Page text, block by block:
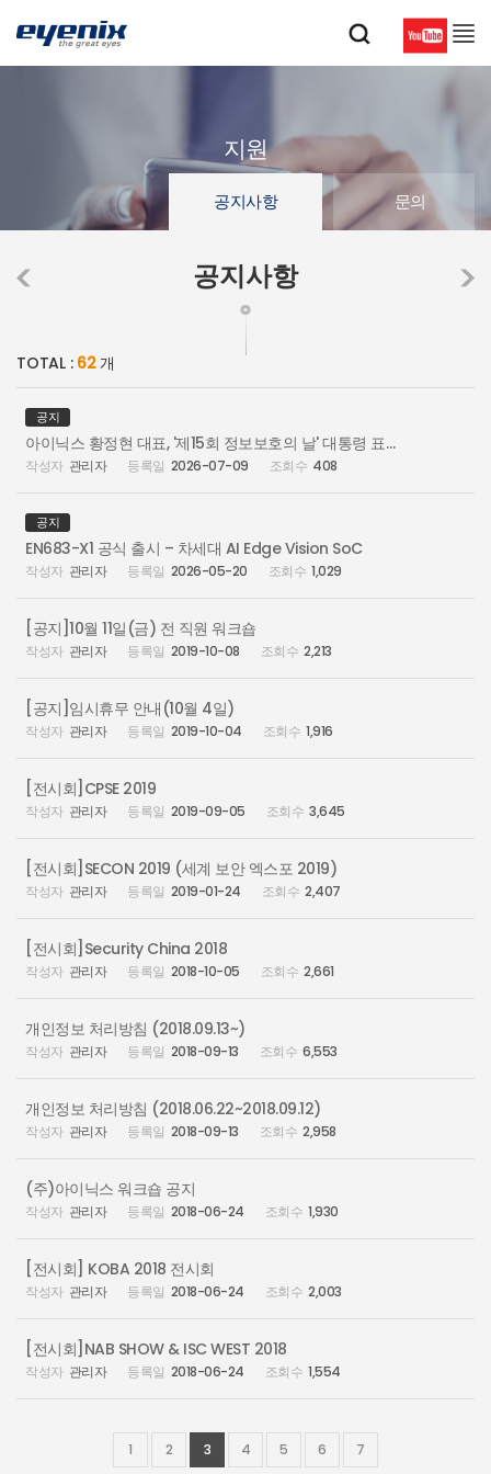
지원
공지사항 문의
공지사항
TOTAL : 62개
공지
아이닉스 황정현 대표, '제15회 정보보호의 날' 대통령 표창 수상
관리자 2026-07-09 408
공지
EN683-X1 공식 출시 – 차세대 AI Edge Vision SoC
관리자 2026-05-20 1,029
[공지]10월 11일(금) 전 직원 워크숍
관리자 2019-10-08 2,213
[공지]임시휴무 안내(10월 4일)
관리자 2019-10-04 1,916
[전시회]CPSE 2019
관리자 2019-09-05 3,645
[전시회]SECON 2019 (세계 보안 엑스포 2019)
관리자 2019-01-24 2,407
[전시회]Security China 2018
관리자 2018-10-05 2,661
개인정보 처리방침 (2018.09.13~)
관리자 2018-09-13 6,553
개인정보 처리방침 (2018.06.22~2018.09.12)
관리자 2018-09-13 2,958
(주)아이닉스 워크숍 공지
관리자 2018-06-24 1,930
[전시회] KOBA 2018 전시회
관리자 2018-06-24 2,003
[전시회]NAB SHOW & ISC WEST 2018
관리자 2018-06-24 1,554
1 2 3 4 5 6 7